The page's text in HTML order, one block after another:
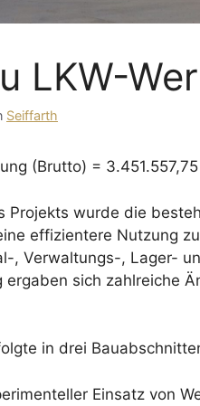
LKW-
Seiffarth
(Brutto) =
Projekts wurde die
effizientere Nutzung
, Verwaltungs-, Lager-
ergaben sich zahlreiche
in drei
Einsatz von